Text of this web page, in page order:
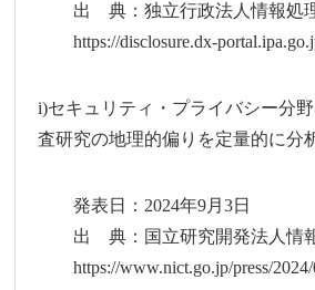
出 典：独立行政法人情報処
https://disclosure.dx-
i)セキュリティ・プライバシー分
査研究の地理的偏りを定量的に分
発表日：2024年9月3日
出 典：国立研究開発法人情
https://www.nict.go.jp/press/2024/